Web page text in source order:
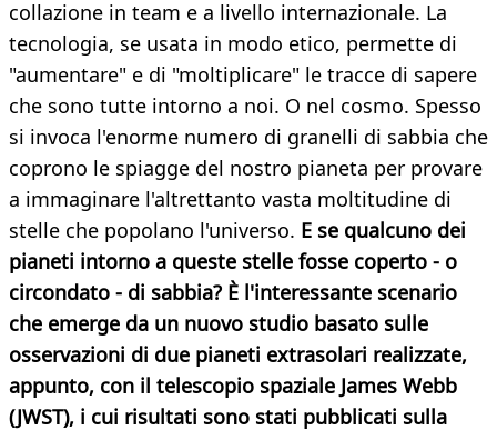
collazione in team e a livello internazionale. La
tecnologia, se usata in modo etico, permette di
"aumentare" e di "moltiplicare" le tracce di sapere
che sono tutte intorno a noi. O nel cosmo. Spesso
si invoca l'enorme numero di granelli di sabbia che
coprono le spiagge del nostro pianeta per provare
a immaginare l'altrettanto vasta moltitudine di
stelle che popolano l'universo. E se qualcuno dei
pianeti intorno a queste stelle fosse coperto - o
circondato - di sabbia? È l'interessante scenario
che emerge da un nuovo studio basato sulle
osservazioni di due pianeti extrasolari realizzate,
appunto, con il telescopio spaziale James Webb
(JWST), i cui risultati sono stati pubblicati sulla